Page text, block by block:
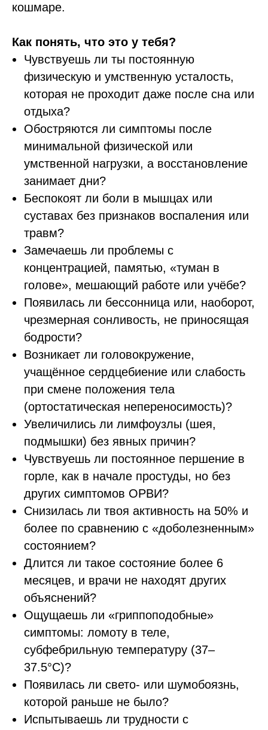
кошмаре.
Как понять, что это у тебя?
Чувствуешь ли ты постоянную
физическую и умственную усталость,
которая не проходит даже после сна или
отдыха?
Обостряются ли симптомы после
минимальной физической или
умственной нагрузки, а восстановление
занимает дни?
Беспокоят ли боли в мышцах или
суставах без признаков воспаления или
травм?
Замечаешь ли проблемы с
концентрацией, памятью, «туман в
голове», мешающий работе или учёбе?
Появилась ли бессонница или, наоборот,
чрезмерная сонливость, не приносящая
бодрости?
Возникает ли головокружение,
учащённое сердцебиение или слабость
при смене положения тела
(ортостатическая непереносимость)?
Увеличились ли лимфоузлы (шея,
подмышки) без явных причин?
Чувствуешь ли постоянное першение в
горле, как в начале простуды, но без
других симптомов ОРВИ?
Снизилась ли твоя активность на 50% и
более по сравнению с «доболезненным»
состоянием?
Длится ли такое состояние более 6
месяцев, и врачи не находят других
объяснений?
Ощущаешь ли «гриппоподобные»
симптомы: ломоту в теле,
субфебрильную температуру (37–
37.5°C)?
Появилась ли свето- или шумобоязнь,
которой раньше не было?
Испытываешь ли трудности с